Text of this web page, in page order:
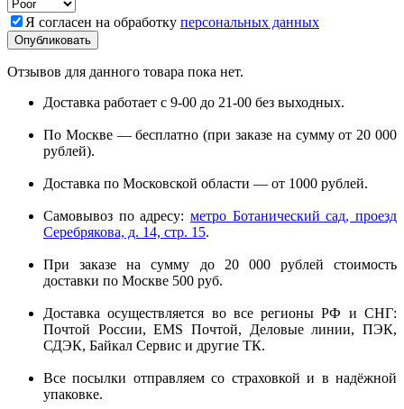
Я согласен на обработку персональных данных
Отзывов для данного товара пока нет.
Доставка работает с 9-00 до 21-00 без выходных.
По Москве — бесплатно (при заказе на сумму от 20 000
рублей).
Доставка по Московской области — от 1000 рублей.
Самовывоз по адресу: метро Ботанический сад, проезд
Серебрякова, д. 14, стр. 15.
При заказе на сумму до 20 000 рублей стоимость
доставки по Москве 500 руб.
Доставка осуществляется во все регионы РФ и СНГ:
Почтой России, EMS Почтой, Деловые линии, ПЭК,
СДЭК, Байкал Сервис и другие ТК.
Все посылки отправляем со страховкой и в надёжной
упаковке.